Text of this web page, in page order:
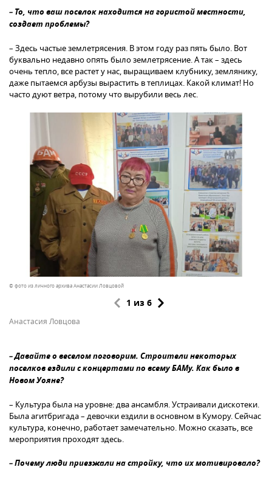
– То, что ваш поселок находится на гористой местности,
создает проблемы?
– Здесь частые землетрясения. В этом году раз пять было. Вот
буквально недавно опять было землетрясение. А так – здесь
очень тепло, все растет у нас, выращиваем клубнику, землянику,
даже пытаемся арбузы вырастить в теплицах. Какой климат! Но
часто дуют ветра, потому что вырубили весь лес.
© фото из личного архива Анастасии Ловцовой
1 из 6
Анастасия Ловцова
© Администрация муниципального образования городского поселения "поселок Новый Уоян"
2 из 6
© Администрация муниципального образования городского поселения "поселок Новый Уоян"
3 из 6
© Администрация муниципального образования городского поселения "поселок Новый Уоян"
4 из 6
© Sputnik / Юрий Кавер
5 из 6
© Sputnik / Юрий Кавер
6 из 6
– Давайте о веселом поговорим. Строители некоторых
поселков ездили с концертами по всему БАМу. Как было в
Новом Уояне?
– Культура была на уровне: два ансамбля. Устраивали дискотеки.
Была агитбригада – девочки ездили в основном в Кумору. Сейчас
культура, конечно, работает замечательно. Можно сказать, все
мероприятия проходят здесь.
– Почему люди приезжали на стройку, что их мотивировало?